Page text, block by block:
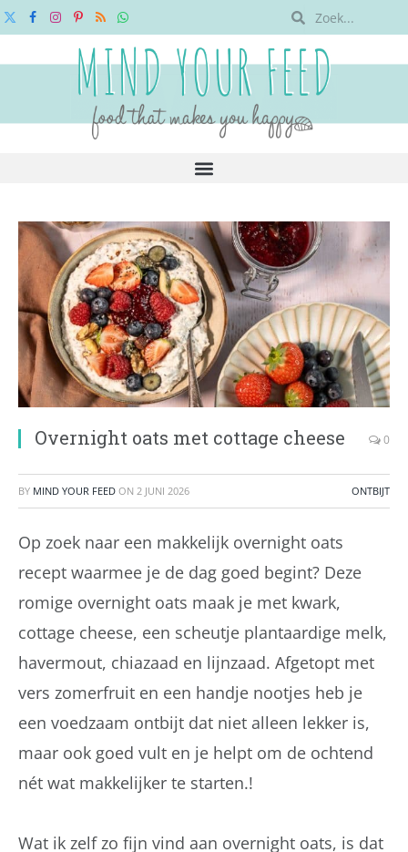
X
FacebookInstagram
Pinterest
RSSWhatsApp
Overnight oats met cottage cheese 0
BY MIND YOUR FEED ON 2 JUNI 2026 ONTBIJT
Op zoek naar een makkelijk overnight oats
recept waarmee je de dag goed begint? Deze
romige overnight oats maak je met kwark,
cottage cheese, een scheutje plantaardige melk,
havermout, chiazaad en lijnzaad. Afgetopt met
vers zomerfruit en een handje nootjes heb je
een voedzaam ontbijt dat niet alleen lekker is,
maar ook goed vult en je helpt om de ochtend
nét wat makkelijker te starten.!
Wat ik zelf zo fijn vind aan overnight oats, is dat